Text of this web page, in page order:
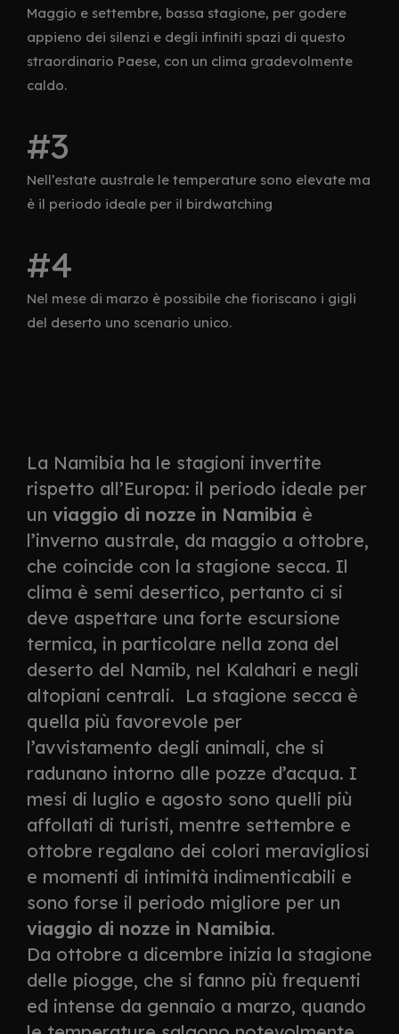
Maggio e settembre, bassa stagione, per godere
appieno dei silenzi e degli infiniti spazi di questo
straordinario Paese, con un clima gradevolmente
caldo.
Nell’estate australe le temperature sono elevate ma
è il periodo ideale per il birdwatching
Nel mese di marzo è possibile che fioriscano i gigli
del deserto uno scenario unico.
La Namibia ha le stagioni invertite
rispetto all’Europa: il periodo ideale per
un viaggio di nozze in Namibia è
l’inverno australe, da maggio a ottobre,
che coincide con la stagione secca. Il
clima è semi desertico, pertanto ci si
deve aspettare una forte escursione
termica, in particolare nella zona del
deserto del Namib, nel Kalahari e negli
altopiani centrali. La stagione secca è
quella più favorevole per
l’avvistamento degli animali, che si
radunano intorno alle pozze d’acqua. I
mesi di luglio e agosto sono quelli più
affollati di turisti, mentre settembre e
ottobre regalano dei colori meravigliosi
e momenti di intimità indimenticabili e
sono forse il periodo migliore per un
viaggio di nozze in Namibia.
Da ottobre a dicembre inizia la stagione
delle piogge, che si fanno più frequenti
ed intense da gennaio a marzo, quando